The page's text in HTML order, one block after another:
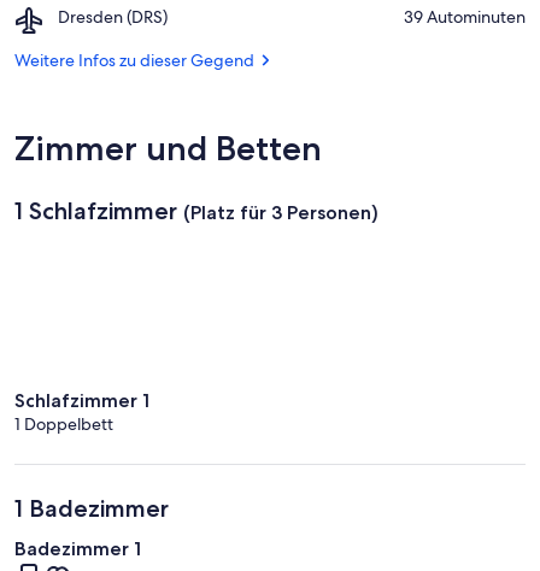
Dresden (DRS)
Airport,
(DRS)
‪39 Autominuten‬
Weitere Infos zu dieser Gegend
Zimmer und Betten
1 Schlafzimmer (Platz für 3 Personen)
Schlafzimmer 1
1 Doppelbett
1 Badezimmer
Badezimmer 1